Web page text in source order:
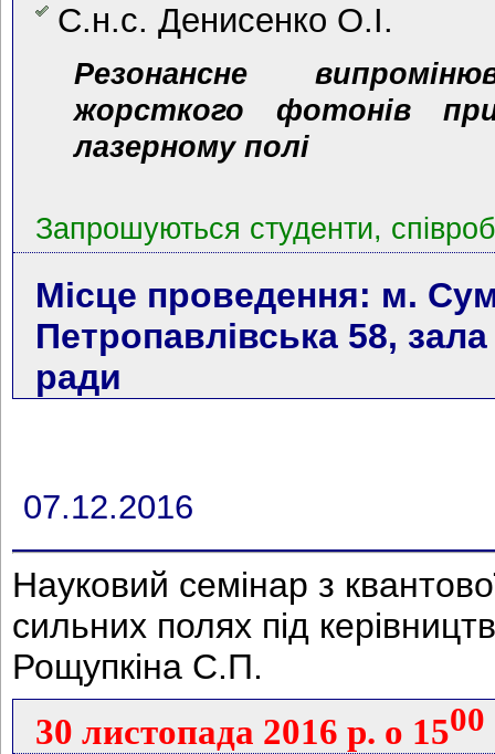
С.н.с. Денисенко О.І.
Резонансне
жорсткого фотонів
лазерному полі
Запрошуються студенти,
Місце проведення: м.
Петропавлівська 58, зала
ради
07.12.2016
Науковий семінар з
сильних полях під
Рощупкіна С.П.
30 листопада 2016 р. о 1500